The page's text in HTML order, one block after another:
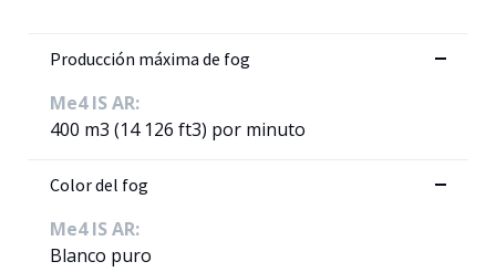
Producción máxima de fog
Me4 IS AR:
400 m3 (14 126 ft3) por minuto
Color del fog
Me4 IS AR:
Blanco puro